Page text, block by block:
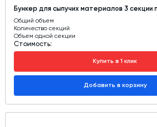
Бункер для сыпучих материалов 3 секции
Общий объем
Количество секций
Объем одной секции
Стоимость:
Купить в 1 клик
Добавить в корзину